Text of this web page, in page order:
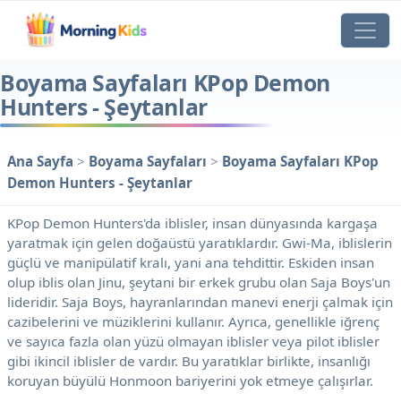
Boyama Sayfaları KPop Demon
Hunters - Şeytanlar
Ana Sayfa > Boyama Sayfaları > Boyama Sayfaları KPop
Demon Hunters - Şeytanlar
KPop Demon Hunters'da iblisler, insan dünyasında kargaşa
yaratmak için gelen doğaüstü yaratıklardır. Gwi-Ma, iblislerin
güçlü ve manipülatif kralı, yani ana tehdittir. Eskiden insan
olup iblis olan Jinu, şeytani bir erkek grubu olan Saja Boys'un
lideridir. Saja Boys, hayranlarından manevi enerji çalmak için
cazibelerini ve müziklerini kullanır. Ayrıca, genellikle iğrenç
ve sayıca fazla olan yüzü olmayan iblisler veya pilot iblisler
gibi ikincil iblisler de vardır. Bu yaratıklar birlikte, insanlığı
koruyan büyülü Honmoon bariyerini yok etmeye çalışırlar.